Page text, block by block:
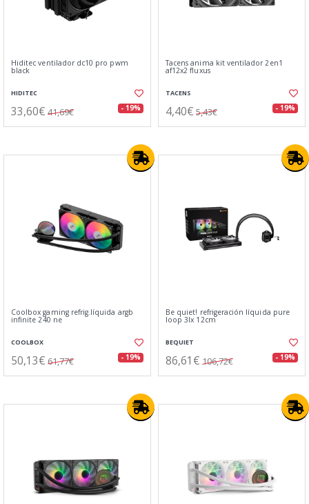
Hiditec ventilador dc10 pro pwm
black
HIDITEC
33,60€ 41,69€ - 19%
Tacens anima kit ventilador 2en1
af12x2 fluxus
TACENS
4,40€ 5,43€ - 19%
Coolbox gaming refrig.líquida argb
infinite 240 ne
COOLBOX
50,13€ 61,77€ - 19%
Be quiet! refrigeración líquida pure
loop 3lx 12cm
BEQUIET
86,61€ 106,72€ - 19%